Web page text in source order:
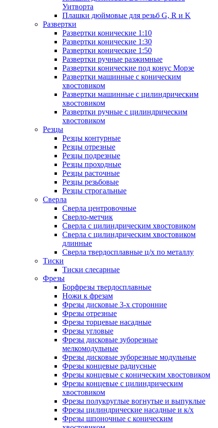
Уитворта
Плашки дюймовые для резьб G, R и K
Развертки
Развертки конические 1:10
Развертки конические 1:30
Развертки конические 1:50
Развертки ручные разжимные
Развертки конические под конус Морзе
Развертки машинные с коническим
хвостовиком
Развертки машинные с цилиндрическим
хвостовиком
Развертки ручные с цилиндрическим
хвостовиком
Резцы
Резцы контурные
Резцы отрезные
Резцы подрезные
Резцы проходные
Резцы расточные
Резцы резьбовые
Резцы строгальные
Сверла
Сверла центровочные
Сверло-метчик
Сверла с цилиндрическим хвостовиком
Сверла с цилиндрическим хвостовиком
длинные
Сверла твердосплавные ц/х по металлу
Тиски
Тиски слесарные
Фрезы
Борфрезы твердосплавные
Ножи к фрезам
Фрезы дисковые 3-х сторонние
Фрезы отрезные
Фрезы торцевые насадные
Фрезы угловые
Фрезы дисковые зуборезные
мелкомодульные
Фрезы дисковые зуборезные модульные
Фрезы концевые радиусные
Фрезы концевые с коническим хвостовиком
Фрезы концевые с цилиндрическим
хвостовиком
Фрезы полукруглые вогнутые и выпуклые
Фрезы цилиндрические насадные и к/х
Фрезы шпоночные с коническим